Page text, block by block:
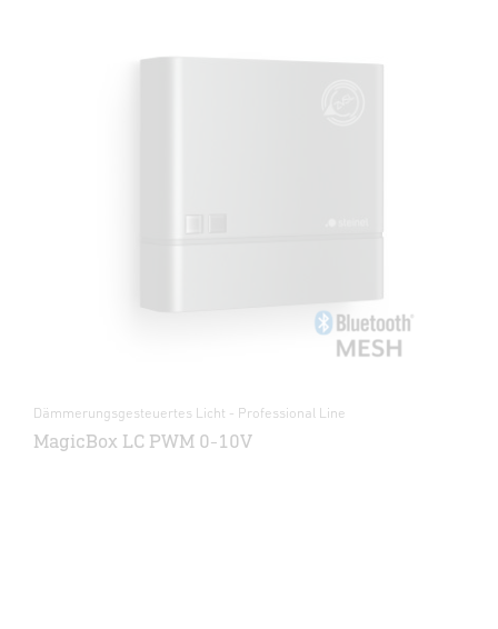
Dämmerungsgesteuertes Licht - Professional Line
MagicBox LC PWM 0-10V